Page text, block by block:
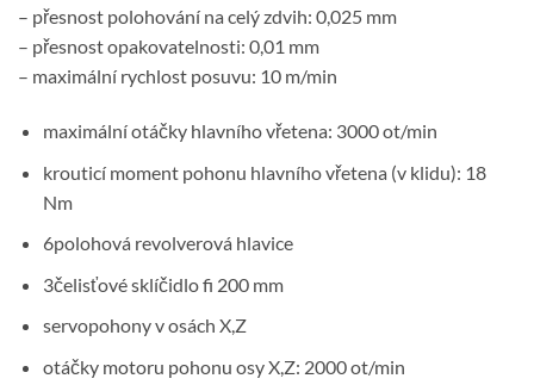
– přesnost polohování na celý zdvih: 0,025 mm
– přesnost opakovatelnosti: 0,01 mm
– maximální rychlost posuvu: 10 m/min
maximální otáčky hlavního vřetena: 3000 ot/min
krouticí moment pohonu hlavního vřetena (v klidu): 18
Nm
6polohová revolverová hlavice
3čelisťové sklíčidlo fi 200 mm
servopohony v osách X,Z
otáčky motoru pohonu osy X,Z: 2000 ot/min